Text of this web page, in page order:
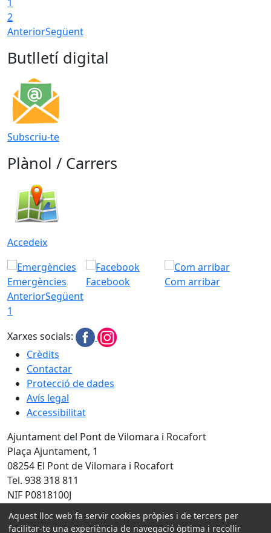
2
AnteriorSegüent
Butlletí digital
Subscriu-te
Plànol / Carrers
Accedeix
Emergències Facebook
Com arribar
AnteriorSegüent
1
Xarxes socials:
Crèdits
Contactar
Protecció de dades
Avís legal
Accessibilitat
Ajuntament del Pont de Vilomara i Rocafort
Plaça Ajuntament, 1
08254 El Pont de Vilomara i Rocafort
Tel. 938 318 811
NIF P0818100J
Amb la col·laboració de:
Aquest lloc web fa servir cookies pròpies i de tercers per
facilitar-te una experiència de navegació òptima i recollir